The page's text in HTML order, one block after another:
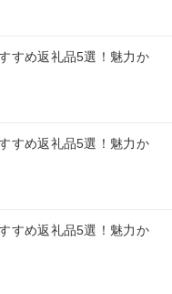
すめ返礼品5選！魅力か
すめ返礼品5選！魅力か
すめ返礼品5選！魅力か